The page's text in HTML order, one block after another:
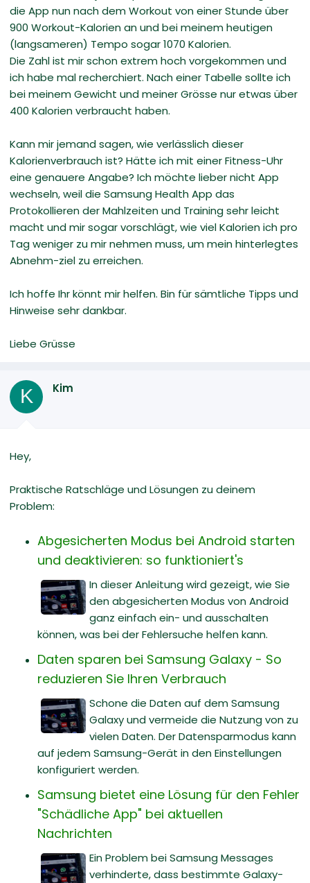
die App nun nach dem Workout von einer Stunde über
900 Workout-Kalorien an und bei meinem heutigen
(langsameren) Tempo sogar 1070 Kalorien.
Die Zahl ist mir schon extrem hoch vorgekommen und
ich habe mal recherchiert. Nach einer Tabelle sollte ich
bei meinem Gewicht und meiner Grösse nur etwas über
400 Kalorien verbraucht haben.
Kann mir jemand sagen, wie verlässlich dieser
Kalorienverbrauch ist? Hätte ich mit einer Fitness-Uhr
eine genauere Angabe? Ich möchte lieber nicht App
wechseln, weil die Samsung Health App das
Protokollieren der Mahlzeiten und Training sehr leicht
macht und mir sogar vorschlägt, wie viel Kalorien ich pro
Tag weniger zu mir nehmen muss, um mein hinterlegtes
Abnehm-ziel zu erreichen.
Ich hoffe Ihr könnt mir helfen. Bin für sämtliche Tipps und
Hinweise sehr dankbar.
Liebe Grüsse
K Kim
Hey,
Praktische Ratschläge und Lösungen zu deinem
Problem:
Abgesicherten Modus bei Android starten
und deaktivieren: so funktioniert's
In dieser Anleitung wird gezeigt, wie Sie
den abgesicherten Modus von Android
ganz einfach ein- und ausschalten
können, was bei der Fehlersuche helfen kann.
Daten sparen bei Samsung Galaxy - So
reduzieren Sie Ihren Verbrauch
Schone die Daten auf dem Samsung
Galaxy und vermeide die Nutzung von zu
vielen Daten. Der Datensparmodus kann
auf jedem Samsung-Gerät in den Einstellungen
konfiguriert werden.
Samsung bietet eine Lösung für den Fehler
"Schädliche App" bei aktuellen
Nachrichten
Ein Problem bei Samsung Messages
verhinderte, dass bestimmte Galaxy-